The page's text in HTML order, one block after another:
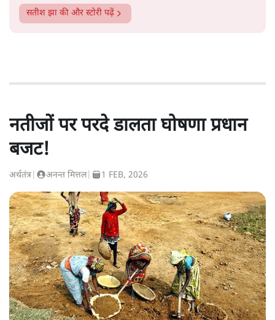
सतीश झा की और स्टोरी पढ़ें
नतीजों पर परदे डालता घोषणा प्रधान
बजट!
अर्थतंत्र अनन्त मित्तल| 1 FEB, 2026